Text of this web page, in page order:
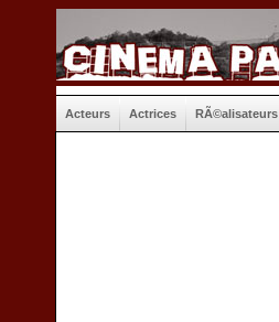
Acteurs Actrices RÃ©alisateurs